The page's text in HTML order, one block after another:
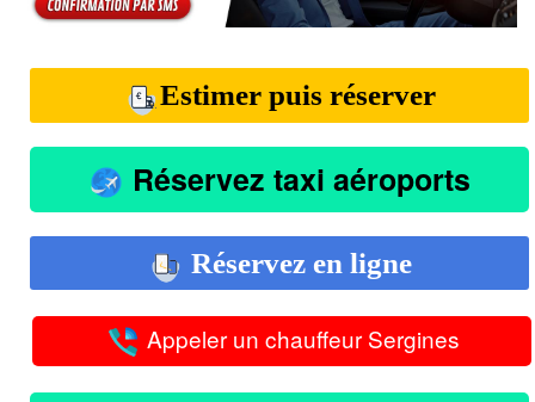
Estimer puis réserver
Réservez taxi aéroports
Réservez en ligne
Appeler un chauffeur Sergines